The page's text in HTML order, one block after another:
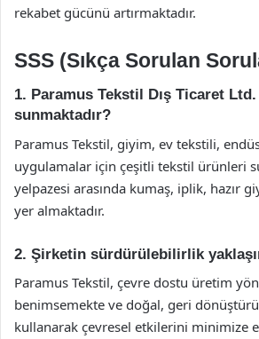
rekabet gücünü artırmaktadır.
SSS (Sıkça Sorulan
1. Paramus Tekstil Dış Ticaret
sunmaktadır?
Paramus Tekstil, giyim, ev tekstili,
uygulamalar için çeşitli tekstil ürünleri
yelpazesi arasında kumaş, iplik, hazır
yer almaktadır.
2. Şirketin sürdürülebilirlik
Paramus Tekstil, çevre dostu üretim
benimsemekte ve doğal, geri
kullanarak çevresel etkilerini minimize